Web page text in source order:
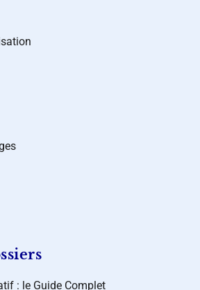
: le Guide Complet